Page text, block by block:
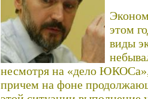
этом
виды
несмотря на «дело
причем на фоне